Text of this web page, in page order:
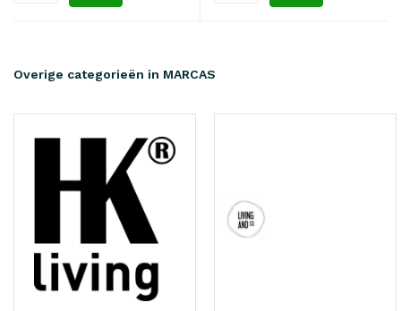
Overige categorieën in MARCAS